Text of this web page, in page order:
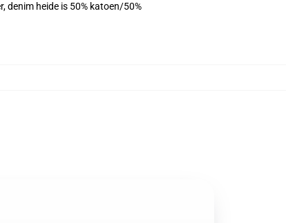
denim heide is 50% katoen/50%